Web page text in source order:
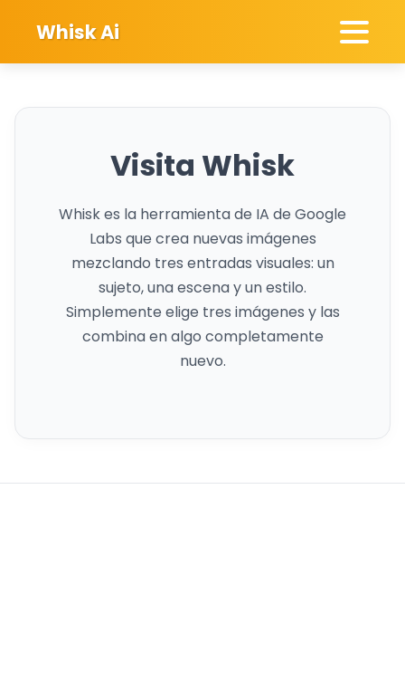
Whisk Ai
Visita Whisk
Whisk es la herramienta de IA de Google
Labs que crea nuevas imágenes
mezclando tres entradas visuales: un
sujeto, una escena y un estilo.
Simplemente elige tres imágenes y las
combina en algo completamente
nuevo.